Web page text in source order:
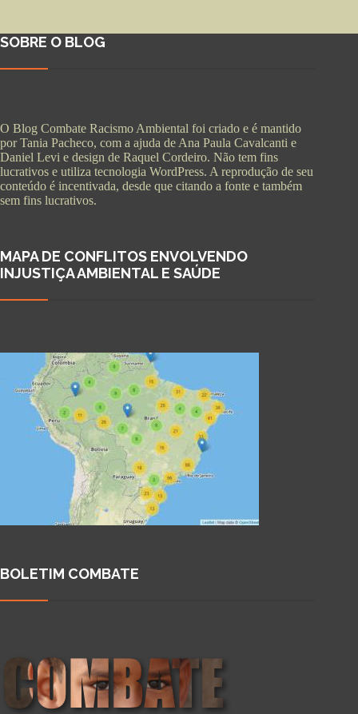
SOBRE O BLOG
O Blog Combate Racismo Ambiental foi criado e é mantido
por Tania Pacheco, com a ajuda de Ana Paula Cavalcanti e
Daniel Levi e design de Raquel Cordeiro. Não tem fins
lucrativos e utiliza tecnologia WordPress. A reprodução de seu
conteúdo é incentivada, desde que citando a fonte e também
sem fins lucrativos.
MAPA DE CONFLITOS ENVOLVENDO
INJUSTIÇA AMBIENTAL E SAÚDE
BOLETIM COMBATE